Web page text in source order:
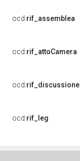
ocd:rif_assemblea
ocd:rif_attoCamera
ocd:rif_discussione
ocd:rif_leg